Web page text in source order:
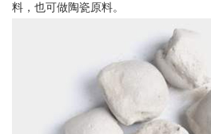
料，也可做陶瓷原料。